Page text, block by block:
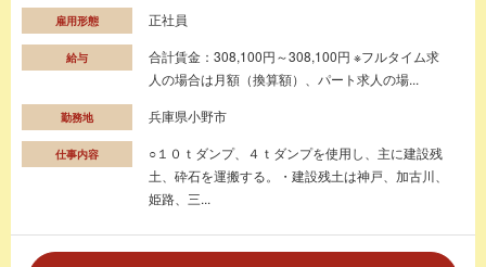
雇用形態 正社員
給与
合計賃金：308,100円～308,100円 ※フルタイム求
人の場合は月額（換算額）、パート求人の場...
勤務地 兵庫県小野市
仕事内容
○１０ｔダンプ、４ｔダンプを使用し、主に建設残
土、砕石を運搬する。・建設残土は神戸、加古川、
姫路、三...